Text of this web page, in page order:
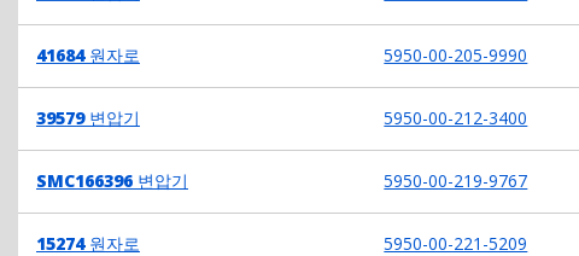
41684원자로 5950-00-205-9990
39579변압기 5950-00-212-3400
SMC166396 변압기 5950-00-219-9767
15274원자로 5950-00-221-5209